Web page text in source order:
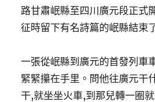
路甘肅岷縣至四川廣元段正式
征時留下有名詩篇的岷縣結束
一張從岷縣到廣元的首發列車
緊緊攥在手里。問他往廣元干
干,就坐坐火車,到那兒轉一圈